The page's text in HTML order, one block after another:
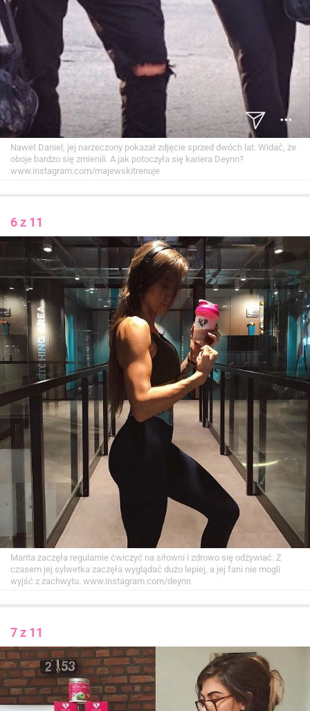
Nawet Daniel, jej narzeczony pokazał zdjęcie sprzed dwóch lat. Widać, że
oboje bardzo się zmienili. A jak potoczyła się kariera Deynn?
www.instagram.com/majewskitrenuje
6 z 11
Marita zaczęła regularnie ćwiczyć na siłowni i zdrowo się odżywiać. Z
czasem jej sylwetka zaczęła wyglądać dużo lepiej, a jej fani nie mogli
wyjść z zachwytu. www.instagram.com/deynn
7 z 11